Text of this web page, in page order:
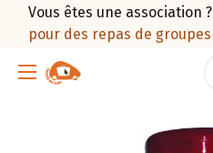
Vous êtes une association ?
pour des repas de groupes